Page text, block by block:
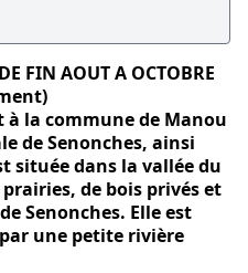
FIN AOUT A OCTOBRE
la commune de Manou
de Senonches, ainsi
située dans la vallée du
de bois privés et
Senonches. Elle est
une petite rivière